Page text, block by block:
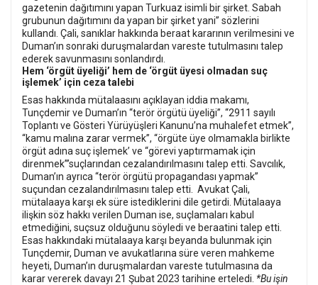
gazetenin dağıtımını yapan Turkuaz isimli bir şirket. Sabah
grubunun dağıtımını da yapan bir şirket yani” sözlerini
kullandı. Çali, sanıklar hakkında beraat kararının verilmesini ve
Duman’ın sonraki duruşmalardan vareste tutulmasını talep
ederek savunmasını sonlandırdı.
Hem ‘örgüt üyeliği’ hem de ‘örgüt üyesi olmadan suç
işlemek’ için ceza talebi
Esas hakkında mütalaasını açıklayan iddia makamı,
Tunçdemir ve Duman’ın “terör örgütü üyeliği’’, “2911 sayılı
Toplantı ve Gösteri Yürüyüşleri Kanunu’na muhalefet etmek”,
“kamu malına zarar vermek”, “örgüte üye olmamakla birlikte
örgüt adına suç işlemek’ ve “görevi yaptırmamak için
direnmek”’suçlarından cezalandırılmasını talep etti. Savcılık,
Duman’ın ayrıca “terör örgütü propagandası yapmak”
suçundan cezalandırılmasını talep etti.
Avukat Çali,
mütalaaya karşı ek süre istediklerini dile getirdi. Mütalaaya
ilişkin söz hakkı verilen Duman ise, suçlamaları kabul
etmediğini, suçsuz olduğunu söyledi ve beraatini talep etti.
Esas hakkındaki mütalaaya karşı beyanda bulunmak için
Tunçdemir, Duman ve avukatlarına süre veren mahkeme
heyeti, Duman’ın duruşmalardan vareste tutulmasına da
karar vererek davayı 21 Şubat 2023 tarihine erteledi. *Bu işin